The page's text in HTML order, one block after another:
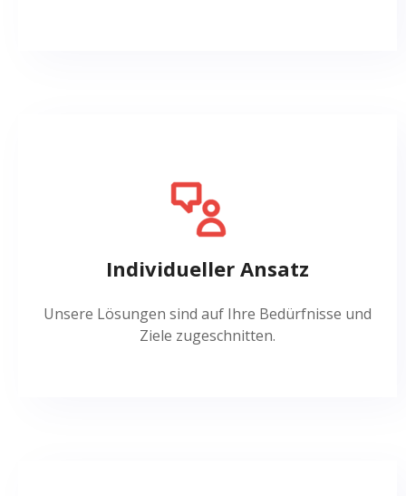
Individueller Ansatz
Unsere Lösungen sind auf Ihre Bedürfnisse und
Ziele zugeschnitten.